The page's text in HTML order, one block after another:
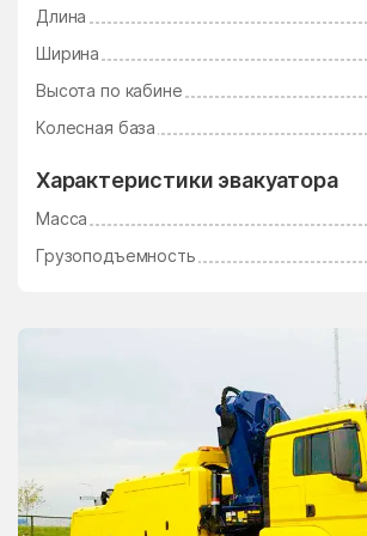
Длина
Ширина
Высота по кабине
Колесная база
Характеристики эвакуатора
Масса
Грузоподъемность
Электросталь
Юдино Южный
Юрцово
Ямкино Ярополец
Яхрома